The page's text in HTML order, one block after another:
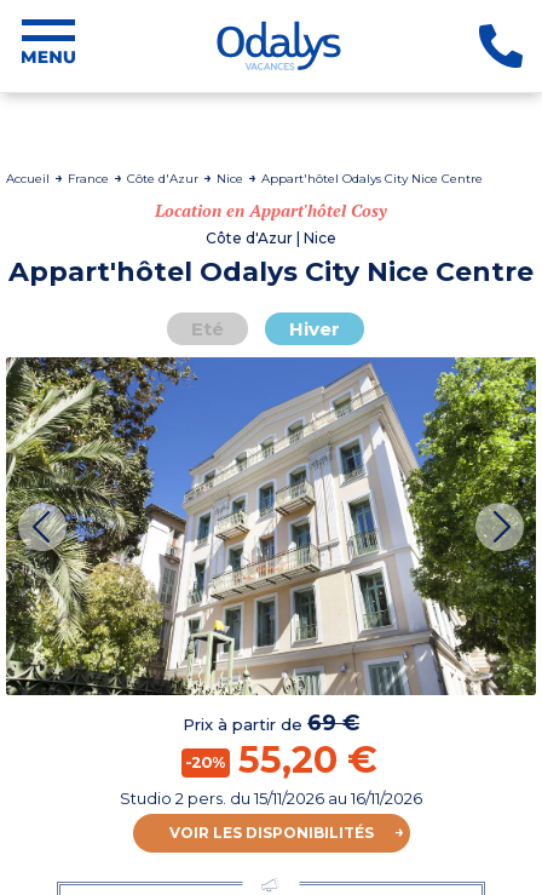
Accueil France Côte d'Azur Nice Appart'hôtel Odalys City Nice Centre
Location en Appart'hôtel Cosy
Côte d'Azur | Nice
Appart'hôtel Odalys City Nice Centre
Eté Hiver
Prix à partir de 69 €
-20% 55,20 €
Studio 2 pers. du15/11/2026 au 16/11/2026
VOIR LES DISPONIBILITÉS